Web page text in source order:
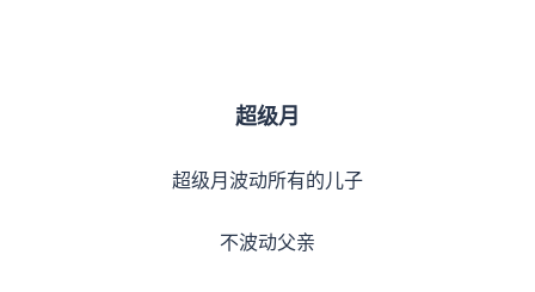
超级月
超级月波动所有的儿子
不波动父亲